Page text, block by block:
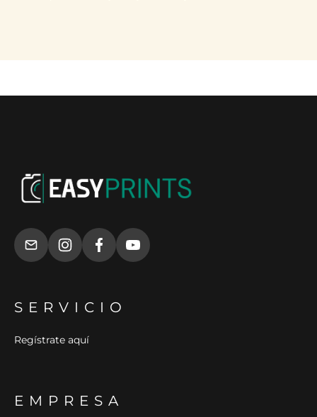
SERVICIO
Regístrate aquí
EMPRESA